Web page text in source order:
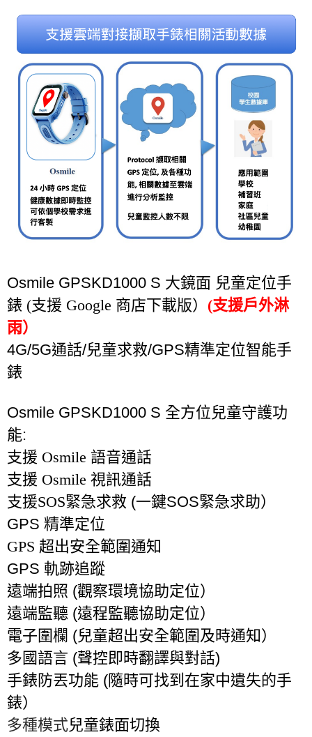
Osmile GPSKD1000 S 大鏡面 兒童定位手
錶 (支援 Google 商店下載版） (支援戶外淋
雨）
4G/5G通話/兒童求救/GPS精準定位智能手
錶
Osmile GPSKD1000 S 全方位兒童守護功
能:
支援 Osmile 語音通話
支援 Osmile 視訊通話
支援SOS緊急求救 (一鍵SOS緊急求助）
GPS 精準定位
GPS 超出安全範圍通知
GPS 軌跡追蹤
遠端拍照 (觀察環境協助定位）
遠端監聽 (遠程監聽協助定位）
電子圍欄 (兒童超出安全範圍及時通知）
多國語言 (聲控即時翻譯與對話)
手錶防丟功能 (隨時可找到在家中遺失的手
錶）
多種模式兒童錶面切換